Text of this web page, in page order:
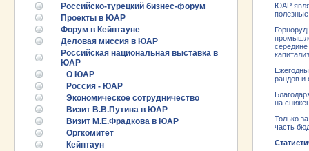
Российско-турецкий бизнес-форум
Проекты в ЮАР
Форум в Кейптауне
Деловая миссия в ЮАР
Российская национальная выставка в
ЮАР
О ЮАР
Россия - ЮАР
Экономическое сотрудничество
Визит В.В.Путина в ЮАР
Визит М.Е.Фрадкова в ЮАР
Оргкомитет
Кейптаун
ЮАР
рандов и
на
Только
часть